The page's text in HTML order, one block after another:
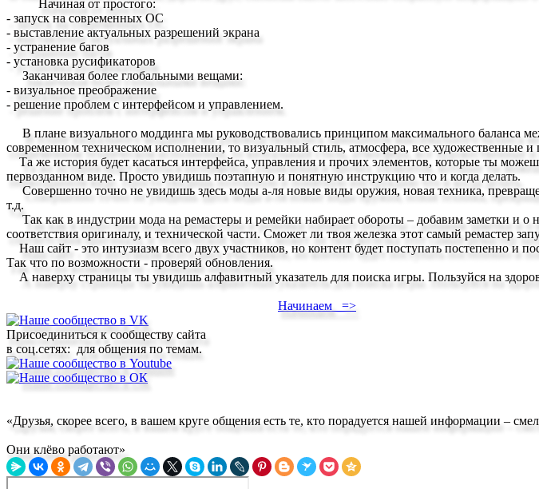
Начиная от простого:
- запуск на современных ОС
- выставление актуальных разрешений экрана
- устранение багов
- установка русификаторов
Заканчивая более глобальными вещами:
- визуальное преображение
- решение проблем с интерфейсом и управлением.
В плане визуального моддинга мы руководствовались принципом максимального баланса
современном техническом исполнении, то визуальный стиль, атмосфера, все художественные
Та же история будет касаться интерфейса, управления и прочих элементов, которые ты
первозданном виде. Просто увидишь поэтапную и понятную инструкцию что и когда делать.
Совершенно точно не увидишь здесь моды а-ля новые виды оружия, новая техника,
т.д.
Так как в индустрии мода на ремастеры и ремейки набирает обороты – добавим заметки и
соответствия оригиналу, и технической части. Сможет ли твоя железка этот самый ремастер
Наш сайт - это интузиазм всего двух участников, но контент будет поступать постепенно и
Так что по возможности - проверяй обновления.
А наверху страницы ты увидишь алфавитный указатель для поиска игры. Пользуйся на
Начинаем =>
Присоединиться к сообществу сайта
в соц.сетях: для общения по темам.
«Друзья, скорее всего, в вашем круге общения есть те, кто порадуется нашей информации –
Они клёво работают»